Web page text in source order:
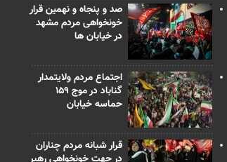
صد و پنجاه و نهمین قرار
خونخواهی مردم مشهد
در خیابان ها
اجتماع مردم ولایتمدار
گناباد در موج ۱۵۹
حماسه خیابان
قرار شبانه مردم چناران